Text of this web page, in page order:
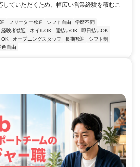
していただくため、幅広い営業経験を積むこ
フリーター歓迎 シフト自由
学歴不問
経験者歓迎 ネイルOK 週払いOK
即日払いOK
OK オープニングスタッフ 長期歓迎
シフト制
色自由